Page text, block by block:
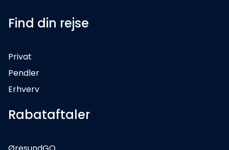
Find din rejse
Privat
Pendler
Erhverv
Rabataftaler